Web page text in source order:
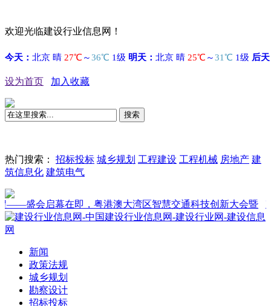
欢迎光临建设行业信息网！
设为首页 加入收藏
搜索
热门搜索： 招标投标 城乡规划 工程建设 工程机械 房地产 建
筑信息化 建筑电气
启幕在即，粤港澳大湾区智慧交通科技创新大会暨 净味为
新闻
政策法规
城乡规划
勘察设计
招标投标